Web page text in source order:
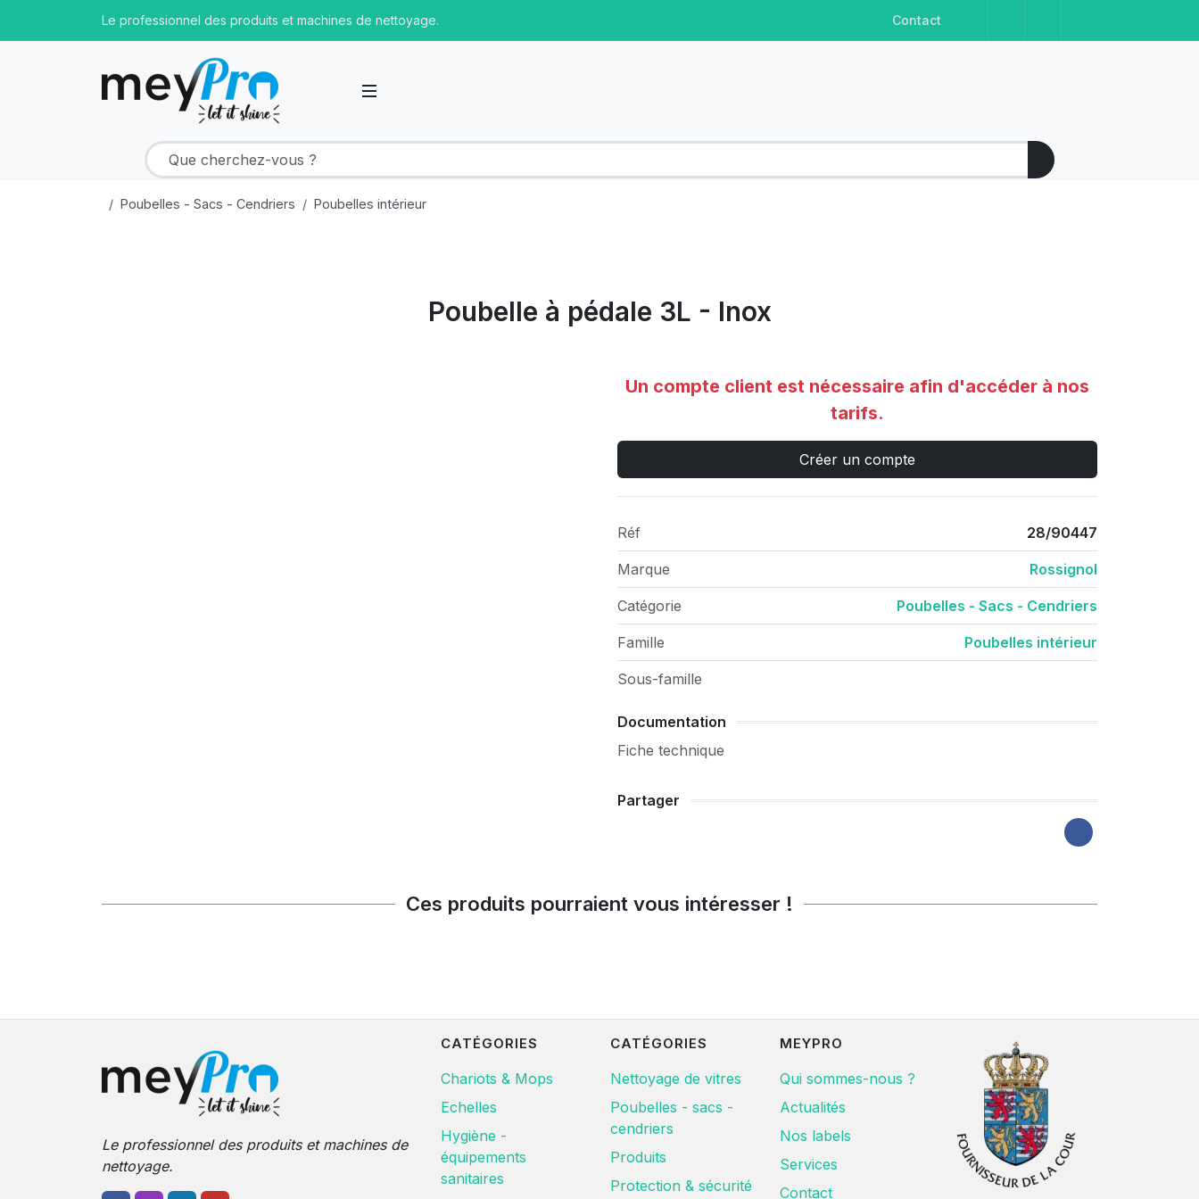
Le professionnel des produits et machines de nettoyage. Contact
Poubelles - Sacs - Cendriers Poubelles intérieur
Poubelle à pédale 3L - Inox
Un compte client est nécessaire afin d'accéder à nos
tarifs.
Créer un compte
Réf 28/90447
Marque Rossignol
Catégorie Poubelles - Sacs - Cendriers
Famille Poubelles intérieur
Sous-famille
Documentation
Fiche technique
Partager
Ces produits pourraient vous intéresser !
Le professionnel des produits et machines de
nettoyage.
CATÉGORIES
Chariots & Mops
Echelles
Hygiène -
équipements
sanitaires
CATÉGORIES
Nettoyage de vitres
Poubelles - sacs -
cendriers
Produits
Protection & sécurité
MEYPRO
Qui sommes-nous ?
Actualités
Nos labels
Services
Contact